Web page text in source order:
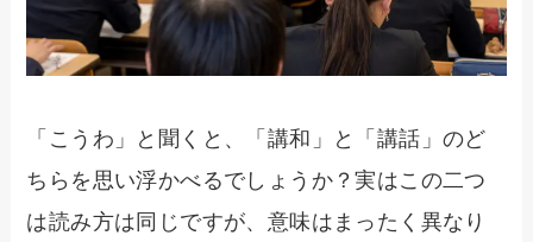
「こうわ」と聞くと、「講和」と「講話」のど
ちらを思い浮かべるでしょうか？実はこの二つ
は読み方は同じですが、意味はまったく異なり